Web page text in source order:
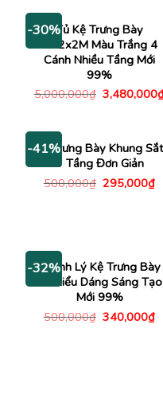
-30%Tủ Kệ Trưng Bày
1M2x2M Màu Trắng 4
Cánh Nhiều Tầng Mới
99%
5,000,000₫ Giá
gốc
3,480,000
-41%
Kệ Trưng Bày Khung Sắt
3 Tầng Đơn Giản
500,000₫ Giá
295,000₫Giá
-32%
Thanh Lý Kệ Trưng Bày
Gỗ Kiểu Dáng Sáng Tạo
Mới 99%
500,000₫ Giá
340,000₫Giá